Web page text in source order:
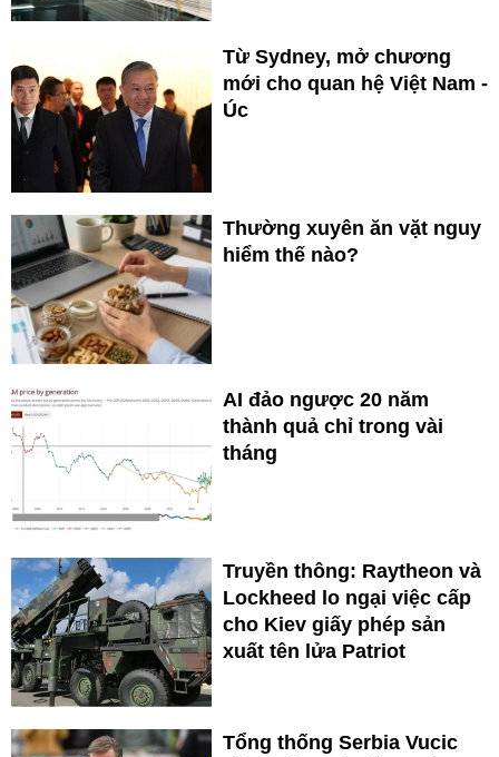
Từ Sydney, mở chương
mới cho quan hệ Việt Nam -
Úc
Thường xuyên ăn vặt nguy
hiểm thế nào?
AI đảo ngược 20 năm
thành quả chỉ trong vài
tháng
Truyền thông: Raytheon và
Lockheed lo ngại việc cấp
cho Kiev giấy phép sản
xuất tên lửa Patriot
Tổng thống Serbia Vucic